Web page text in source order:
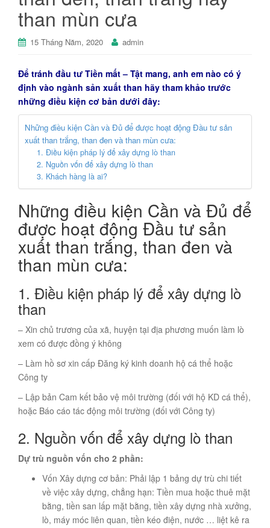
than mùn cưa
15 Tháng Năm, 2020 admin
Để tránh đầu tư Tiền mất – Tật mang, anh em nào có ý
định vào ngành sản xuất than hãy tham khảo trước
những điều kiện cơ bản dưới đây:
Những điều kiện Cần và Đủ để được hoạt động Đầu tư sản
xuất than trắng, than đen và than mùn cưa:
1. Điều kiện pháp lý để xây dựng lò than
2. Nguồn vốn để xây dựng lò than
3. Khách hàng là ai?
Những điều kiện Cần và Đủ để
được hoạt động Đầu tư sản
xuất than trắng, than đen và
than mùn cưa:
1. Điều kiện pháp lý để xây dựng lò
than
– Xin chủ trương của xã, huyện tại địa phương muốn làm lò
xem có được đồng ý không
– Làm hồ sơ xin cấp Đăng ký kinh doanh hộ cá thể hoặc
Công ty
– Lập bản Cam kết bảo vệ môi trường (đối với hộ KD cá thể),
hoặc Báo cáo tác động môi trường (đối với Công ty)
2. Nguồn vốn để xây dựng lò than
Dự trù nguồn vốn cho 2 phần:
Vốn Xây dựng cơ bản: Phải lập 1 bảng dự trù chi tiết
về việc xây dựng, chẳng hạn: Tiền mua hoặc thuê mặt
bằng, tiền san lấp mặt bằng, tiền xây dựng nhà xưởng,
lò, máy móc liên quan, tiền kéo điện, nước … liệt kê ra